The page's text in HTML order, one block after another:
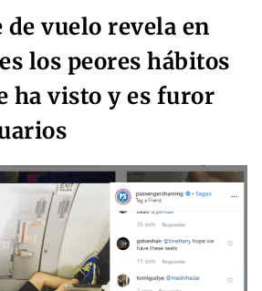
de vuelo revela en
los peores hábitos
ha visto y es furor